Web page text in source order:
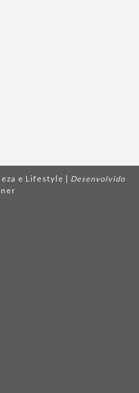
e Lifestyle | Desenvolvido